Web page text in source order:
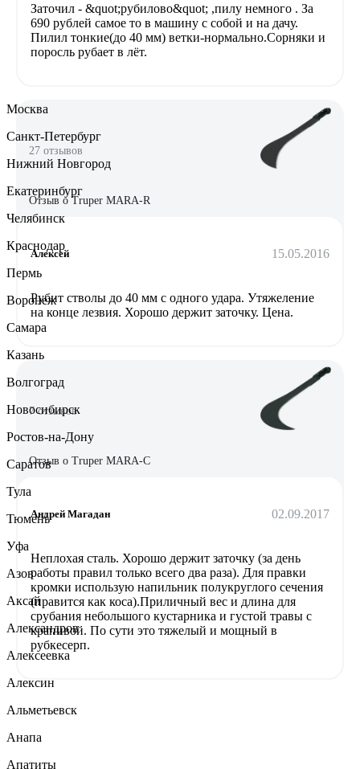
Заточил - &quot;рубилово&quot; ,пилу немного . За
690 рублей самое то в машину с собой и на дачу.
Пилил тонкие(до 40 мм) ветки-нормально.Сорняки и
поросль рубает в лёт.
27 отзывов
Отзыв о Truper MARA-R
Алексей 15.05.2016
Рубит стволы до 40 мм с одного удара. Утяжеление
на конце лезвия. Хорошо держит заточку. Цена.
7 отзывов
Отзыв о Truper MARA-C
Андрей Магадан 02.09.2017
Неплохая сталь. Хорошо держит заточку (за день
работы правил только всего два раза). Для правки
кромки использую напильник полукруглого сечения
(правится как коса).Приличный вес и длина для
срубания небольшого кустарника и густой травы с
крапивой. По сути это тяжелый и мощный в
рубкесерп.
Москва
Санкт-Петербург
Нижний Новгород
Екатеринбург
Челябинск
Краснодар
Пермь
Воронеж
Самара
Казань
Волгоград
Новосибирск
Ростов-на-Дону
Саратов
Тула
Тюмень
Уфа
Азов
Аксай
Александров
Алексеевка
Алексин
Альметьевск
Анапа
Апатиты